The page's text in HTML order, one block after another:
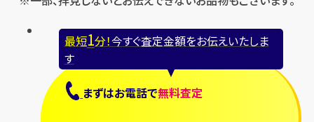
最短1分！今すぐ査定金額をお伝えいたしま
す
まずはお電話で無料査定